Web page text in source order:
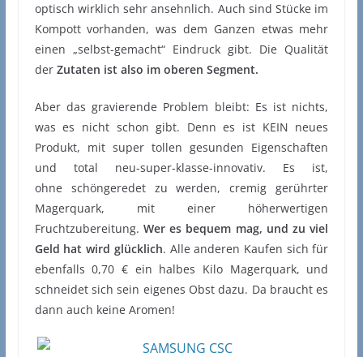
optisch wirklich sehr ansehnlich. Auch sind Stücke im
Kompott vorhanden, was dem Ganzen etwas mehr
einen „selbst-gemacht“ Eindruck gibt. Die Qualität
der Zutaten ist also im oberen Segment.
Aber das gravierende Problem bleibt: Es ist nichts,
was es nicht schon gibt. Denn es ist KEIN neues
Produkt, mit super tollen gesunden Eigenschaften
und total neu-super-klasse-innovativ. Es ist,
ohne schöngeredet zu werden, cremig gerührter
Magerquark, mit einer höherwertigen
Fruchtzubereitung. Wer es bequem mag, und zu viel
Geld hat wird glücklich. Alle anderen Kaufen sich für
ebenfalls 0,70 € ein halbes Kilo Magerquark, und
schneidet sich sein eigenes Obst dazu. Da braucht es
dann auch keine Aromen!